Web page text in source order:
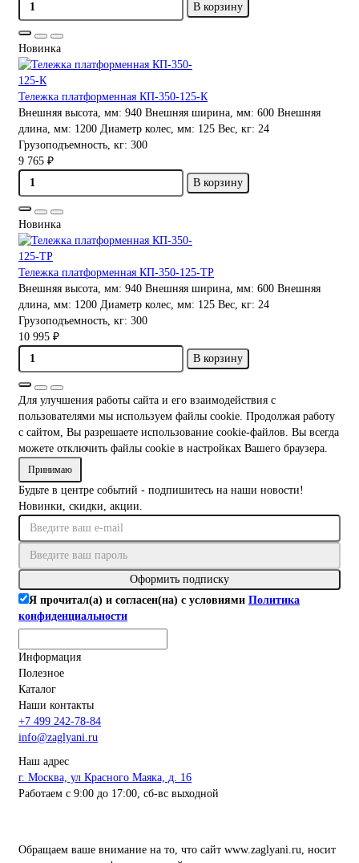
В корзину
Новинка
Тележка платформенная КП-350-125-К
Внешняя высота, мм: 940 Внешняя ширина, мм: 600 Внешняя
длина, мм: 1200 Диаметр колес, мм: 125 Вес, кг: 24
Грузоподъемность, кг: 300
9 765 ₽
В корзину
Новинка
Тележка платформенная КП-350-125-ТР
Внешняя высота, мм: 940 Внешняя ширина, мм: 600 Внешняя
длина, мм: 1200 Диаметр колес, мм: 125 Вес, кг: 24
Грузоподъемность, кг: 300
10 995 ₽
В корзину
Для улучшения работы сайта и его взаимодействия с
пользователями мы используем файлы cookie. Продолжая работу
с сайтом, Вы разрешаете использование cookie-файлов. Вы всегда
можете отключить файлы cookie в настройках Вашего браузера.
Принимаю
Будьте в центре событий - подпишитесь на наши новости!
Новинки, скидки, акции.
Оформить подписку
Я прочитал(а) и согласен(на) с условиями Политика
конфиденциальности
Информация
Полезное
Каталог
Наши контакты
+7 499 242-78-84
info@zaglyani.ru
Наш адрес
г. Москва, ул Красного Маяка, д. 16
Работаем с 9:00 до 17:00, сб-вс выходной
Обращаем ваше внимание на то, что сайт www.zaglyani.ru, носит